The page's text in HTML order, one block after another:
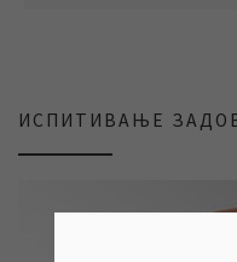
ИСПИТИВАЊЕ